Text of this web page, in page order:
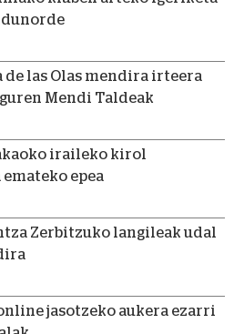
las Olas mendira irteera
Mendi Taldeak
iraileko kirol
epea
Zerbitzuko langileak udal
jasotzeko aukera ezarri